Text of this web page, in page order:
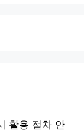
활용 절차 안